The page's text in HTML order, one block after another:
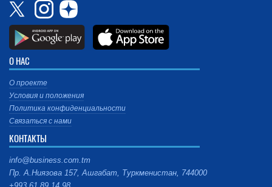
О НАС
О проекте
Условия и положения
Политика конфиденциальности
Связаться с нами
КОНТАКТЫ
info@business.com.tm
Пр. А.Ниязова 157, Ашгабат, Туркменистан, 744000